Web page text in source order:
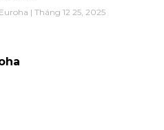
Tháng 12 25, 2025